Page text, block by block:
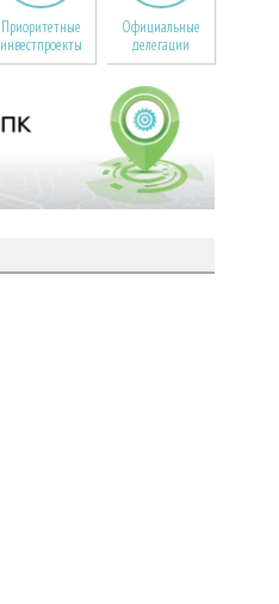
Приоритетные
инвестпроекты
Официальные
делегации